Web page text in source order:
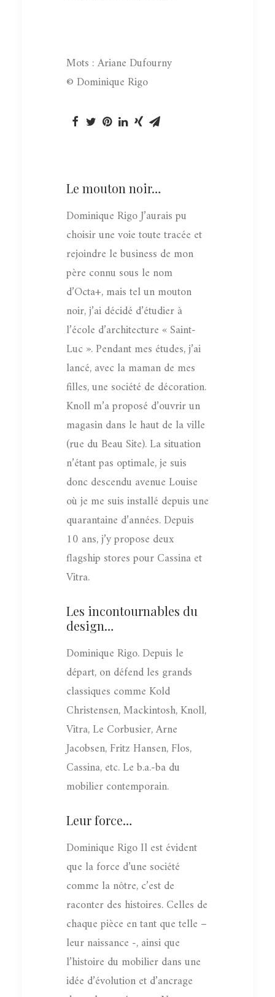
Mots : Ariane Dufourny
© Dominique Rigo
Le mouton noir…
Dominique Rigo J’aurais pu
choisir une voie toute tracée et
rejoindre le business de mon
père connu sous le nom
d’Octa+, mais tel un mouton
noir, j’ai décidé d’étudier à
l’école d’architecture « Saint-
Luc ». Pendant mes études, j’ai
lancé, avec la maman de mes
filles, une société de décoration.
Knoll m’a proposé d’ouvrir un
magasin dans le haut de la ville
(rue du Beau Site). La situation
n’étant pas optimale, je suis
donc descendu avenue Louise
où je me suis installé depuis une
quarantaine d’années. Depuis
10 ans, j’y propose deux
flagship stores pour Cassina et
Vitra.
Les incontournables du
design…
Dominique Rigo. Depuis le
départ, on défend les grands
classiques comme Kold
Christensen, Mackintosh, Knoll,
Vitra, Le Corbusier, Arne
Jacobsen, Fritz Hansen, Flos,
Cassina, etc. Le b.a.-ba du
mobilier contemporain.
Leur force…
Dominique Rigo Il est évident
que la force d’une société
comme la nôtre, c’est de
raconter des histoires. Celles de
chaque pièce en tant que telle –
leur naissance -, ainsi que
l’histoire du mobilier dans une
idée d’évolution et d’ancrage